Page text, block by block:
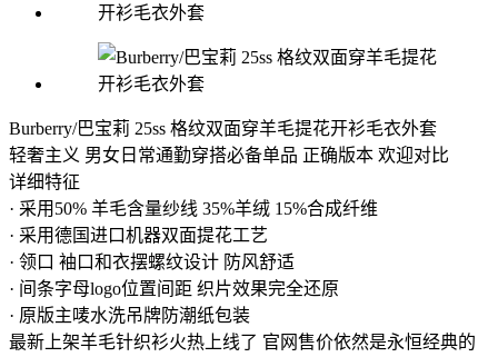
Burberry/巴宝莉 25ss 格纹双面穿羊毛提花开衫毛衣外套
轻奢主义 男女日常通勤穿搭必备单品 正确版本 欢迎对比
详细特征
· 采用50% 羊毛含量纱线 35%羊绒 15%合成纤维
· 采用德国进口机器双面提花工艺
· 领口 袖口和衣摆螺纹设计 防风舒适
· 间条字母logo位置间距 织片效果完全还原
· 原版主唛水洗吊牌防潮纸包装
最新上架羊毛针织衫火热上线了 官网售价依然是永恒经典的